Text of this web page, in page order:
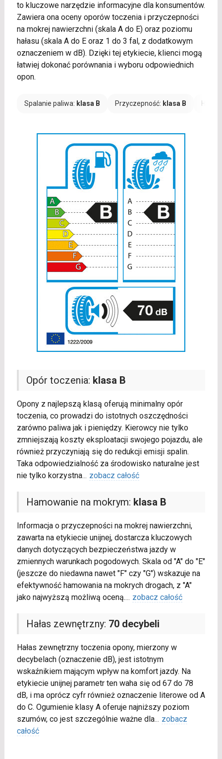
to kluczowe narzędzie informacyjne dla konsumentów.
Zawiera ona oceny oporów toczenia i przyczepności
na mokrej nawierzchni (skala A do E) oraz poziomu
hałasu (skala A do E oraz 1 do 3 fal, z dodatkowym
oznaczeniem w dB). Dzięki tej etykiecie, klienci mogą
łatwiej dokonać porównania i wyboru odpowiednich
opon.
Spalanie paliwa: klasa B Przyczepność: klasa B Hałas:
Opór toczenia: klasa B
Opony z najlepszą klasą oferują minimalny opór
toczenia, co prowadzi do istotnych oszczędności
zarówno paliwa jak i pieniędzy. Kierowcy nie tylko
zmniejszają koszty eksploatacji swojego pojazdu, ale
również przyczyniają się do redukcji emisji spalin.
Taka odpowiedzialność za środowisko naturalne jest
nie tylko korzystna... zobacz całość
Hamowanie na mokrym: klasa B
Informacja o przyczepności na mokrej nawierzchni,
zawarta na etykiecie unijnej, dostarcza kluczowych
danych dotyczących bezpieczeństwa jazdy w
zmiennych warunkach pogodowych. Skala od "A" do "E"
(jeszcze do niedawna nawet "F" czy "G") wskazuje na
efektywność hamowania na mokrych drogach, z "A"
jako najwyższą możliwą oceną.... zobacz całość
Hałas zewnętrzny: 70 decybeli
Hałas zewnętrzny toczenia opony, mierzony w
decybelach (oznaczenie dB), jest istotnym
wskaźnikiem mającym wpływ na komfort jazdy. Na
etykiecie unijnej parametr ten waha się od 67 do 78
dB, i ma oprócz cyfr również oznaczenie literowe od A
do C. Ogumienie klasy A oferuje najniższy poziom
szumów, co jest szczególnie ważne dla... zobacz
całość